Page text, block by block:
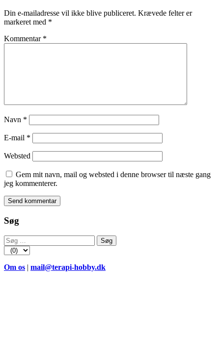
Din e-mailadresse vil ikke blive publiceret. Krævede felter er
markeret med *
Kommentar *
Navn *
E-mail *
Websted
Gem mit navn, mail og websted i denne browser til næste gang
jeg kommenterer.
Søg
Søg
efter:
Om os | mail@terapi-hobby.dk